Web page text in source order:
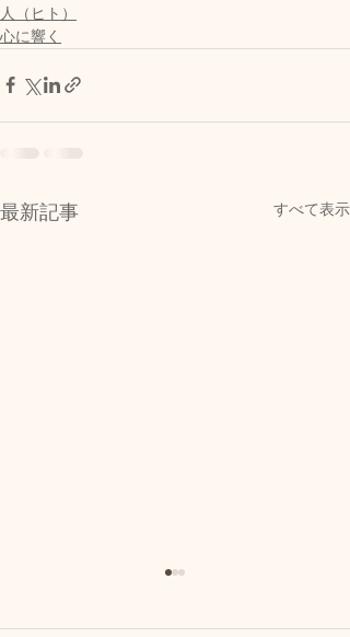
人（ヒト）
心に響く
最新記事 すべて表示